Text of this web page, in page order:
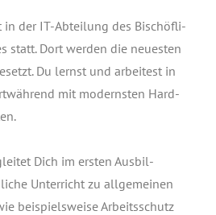
in der IT-Abtei­lung des Bischöf­li­
statt. Dort wer­den die neu­es­ten
Du lernst und arbei­test in
mit moderns­ten Hard-
Dich im ers­ten Aus­bil­
Unter­richt zu all­ge­mei­nen
bei­spiels­wei­se Arbeits­schutz